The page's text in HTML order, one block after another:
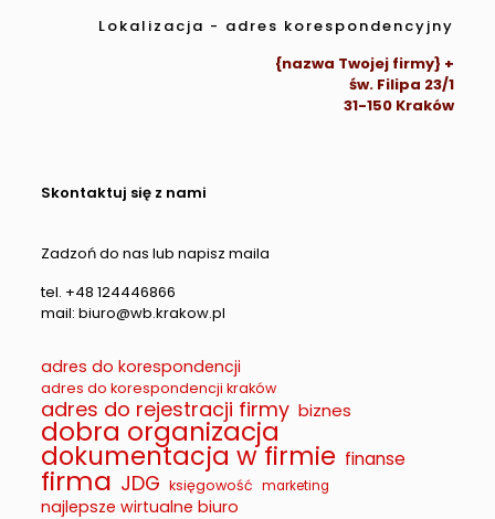
Lokalizacja - adres korespondencyjny
{nazwa Twojej firmy} +
św. Filipa 23/1
31-150 Kraków
Skontaktuj się z nami
Zadzoń do nas lub napisz maila
tel. +48 124446866
mail: biuro@wb.krakow.pl
adres do korespondencji
adres do korespondencji kraków
adres do rejestracji firmy biznes
dobra organizacja
dokumentacja w firmie finanse
firma JDG księgowość marketing
najlepsze wirtualne biuro